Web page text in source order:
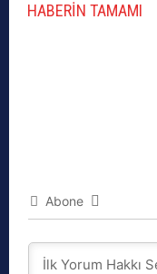
HABERİN TAMAMI
Abone